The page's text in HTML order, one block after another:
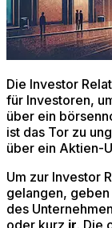
Die Investor
für Investoren,
über ein
ist das Tor zu
über ein Aktien-
Um zur Investor
gelangen,
des